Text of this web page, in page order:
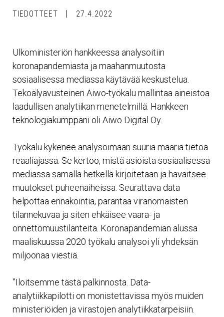
TIEDOTTEET 27.4.2022
Ulkoministeriön hankkeessa analysoitiin
koronapandemiasta ja maahanmuutosta
sosiaalisessa mediassa käytävää keskustelua.
Tekoälyavusteinen Aiwo-työkalu mallintaa aineistoa
laadullisen analytiikan menetelmillä. Hankkeen
teknologiakumppani oli Aiwo Digital Oy.
Työkalu kykenee analysoimaan suuria määriä tietoa
reaaliajassa. Se kertoo, mistä asioista sosiaalisessa
mediassa samalla hetkellä kirjoitetaan ja havaitsee
muutokset puheenaiheissa. Seurattava data
helpottaa ennakointia, parantaa viranomaisten
tilannekuvaa ja siten ehkäisee vaara- ja
onnettomuustilanteita. Koronapandemian alussa
maaliskuussa 2020 työkalu analysoi yli yhdeksän
miljoonaa viestiä.
”Iloitsemme tästä palkinnosta. Data-
analytiikkapilotti on monistettavissa myös muiden
ministeriöiden ja virastojen analytiikkatarpeisiin.